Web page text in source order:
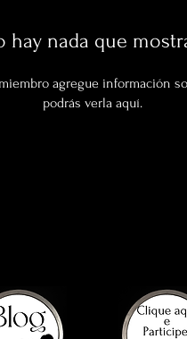
hay nada que
agregue información
podrás verla aquí.